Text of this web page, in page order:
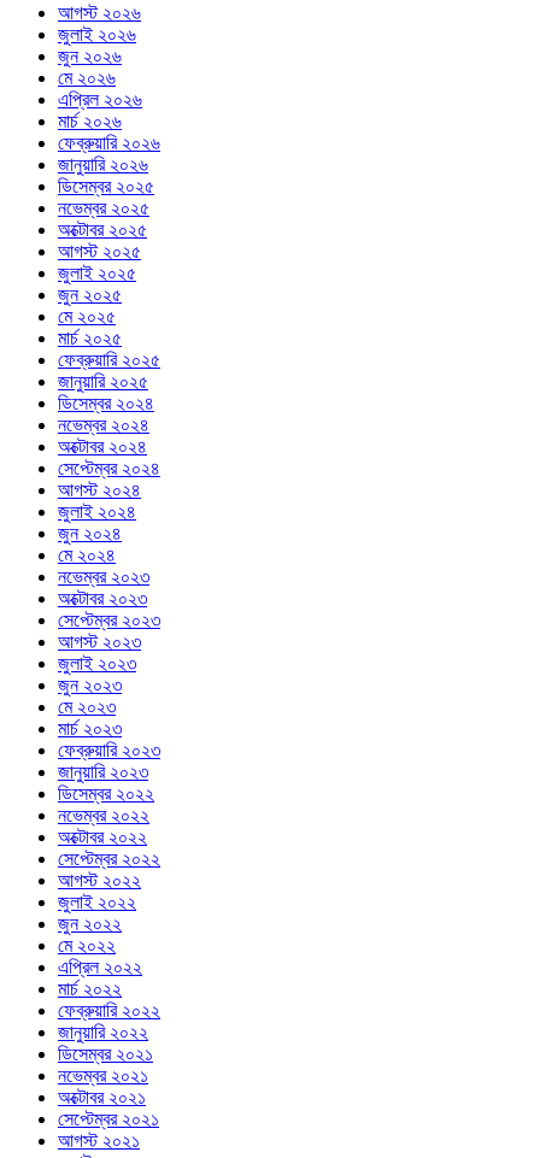
আগস্ট ২০২৬
জুলাই ২০২৬
জুন ২০২৬
মে ২০২৬
এপ্রিল ২০২৬
মার্চ ২০২৬
ফেব্রুয়ারি ২০২৬
জানুয়ারি ২০২৬
ডিসেম্বর ২০২৫
নভেম্বর ২০২৫
অক্টোবর ২০২৫
আগস্ট ২০২৫
জুলাই ২০২৫
জুন ২০২৫
মে ২০২৫
মার্চ ২০২৫
ফেব্রুয়ারি ২০২৫
জানুয়ারি ২০২৫
ডিসেম্বর ২০২৪
নভেম্বর ২০২৪
অক্টোবর ২০২৪
সেপ্টেম্বর ২০২৪
আগস্ট ২০২৪
জুলাই ২০২৪
জুন ২০২৪
মে ২০২৪
নভেম্বর ২০২৩
অক্টোবর ২০২৩
সেপ্টেম্বর ২০২৩
আগস্ট ২০২৩
জুলাই ২০২৩
জুন ২০২৩
মে ২০২৩
মার্চ ২০২৩
ফেব্রুয়ারি ২০২৩
জানুয়ারি ২০২৩
ডিসেম্বর ২০২২
নভেম্বর ২০২২
অক্টোবর ২০২২
সেপ্টেম্বর ২০২২
আগস্ট ২০২২
জুলাই ২০২২
জুন ২০২২
মে ২০২২
এপ্রিল ২০২২
মার্চ ২০২২
ফেব্রুয়ারি ২০২২
জানুয়ারি ২০২২
ডিসেম্বর ২০২১
নভেম্বর ২০২১
অক্টোবর ২০২১
সেপ্টেম্বর ২০২১
আগস্ট ২০২১